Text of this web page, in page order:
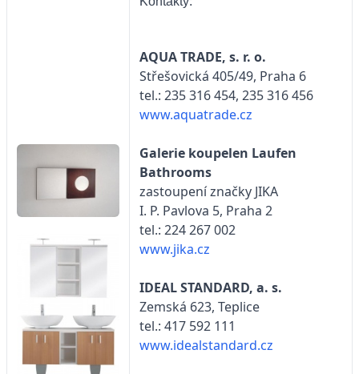
AQUA TRADE, s. r. o.
Střešovická 405/49, Praha 6
tel.: 235 316 454, 235 316 456
www.aquatrade.cz
Galerie koupelen Laufen
Bathrooms
zastoupení značky JIKA
I. P. Pavlova 5, Praha 2
tel.: 224 267 002
www.jika.cz
IDEAL STANDARD, a. s.
Zemská 623, Teplice
tel.: 417 592 111
www.idealstandard.cz